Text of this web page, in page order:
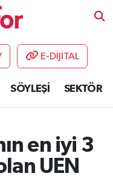
E-DİJİTAL
SÖYLEŞİ SEKTÖR
en iyi 3
UEN